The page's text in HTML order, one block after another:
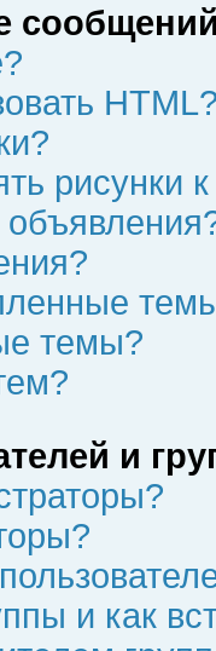
рисунки
темы?
и
и как